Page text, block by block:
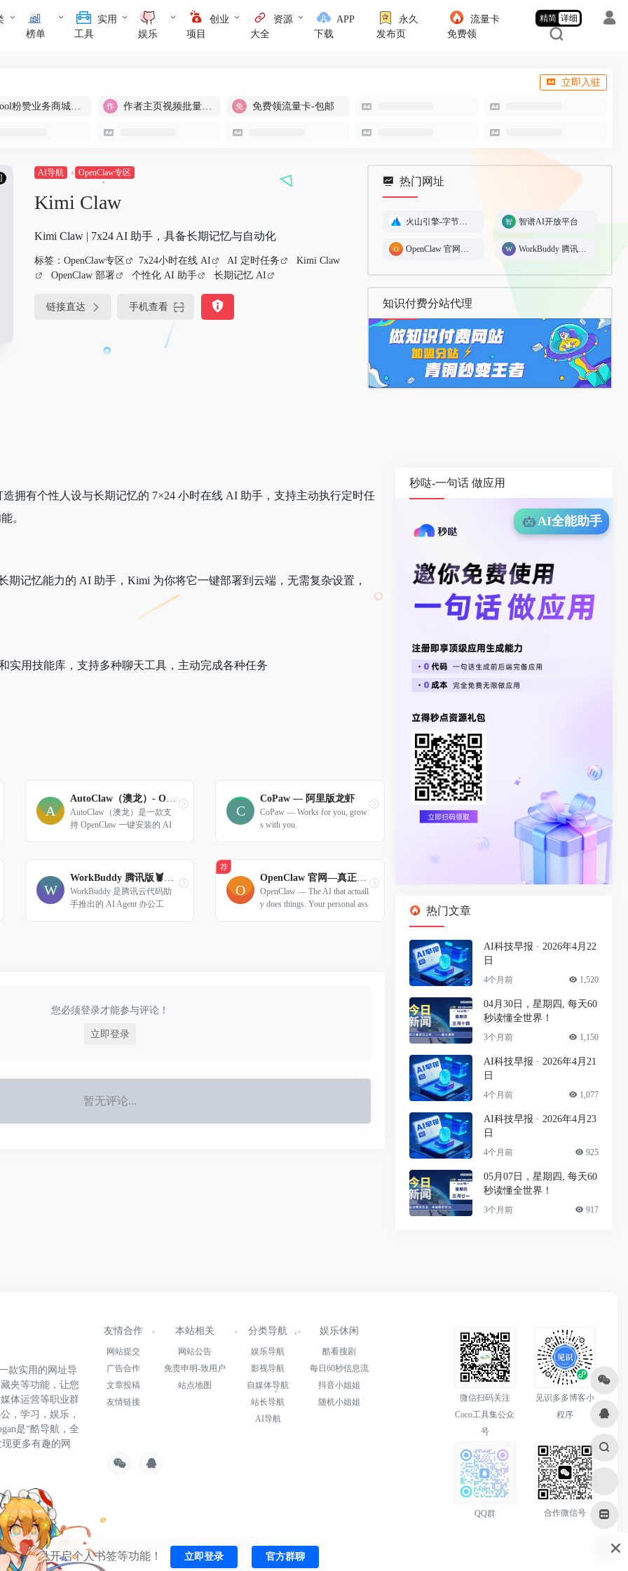
榜单
实用
工具
娱乐
创业
项目
资源
大全
APP
下载
永久
发布页
流量卡
免费领
精简 详细
立即入驻
cool粉赞业务商城【爆粉引流】 作者主页视频批量提取 免费领流量卡-包邮
AI导航 OpenClaw专区
Kimi Claw
Kimi Claw | 7x24 AI 助手，具备长期记忆与自动化
标签： OpenClaw专区 7x24小时在线 AI AI 定时任务
Kimi Claw
OpenClaw 部署
个性化 AI 助手 长期记忆 AI
链接直达 手机查看
热门网址
智谱AI开放平台
OpenClaw 官网—真正能做事的AI WorkBuddy 腾讯版🦞AI 办公助手
知识付费分站代理
拥有个性人设与长期记忆的 7×24 小时在线 AI 助手，支持主动执行定时任
。
期记忆能力的 AI 助手，Kimi 为你将它一键部署到云端，无需复杂设置，
实用技能库，支持多种聊天工具，主动完成各种任务
AutoClaw（澳龙）- OpenClaw一键安装 | 飞书集成 | AI助手下载
AutoClaw（澳龙）是一款支
持 OpenClaw 一键安装的 AI
浏览器自动化能力，小白也能
快速上手。
CoPaw — 阿里版龙虾
CoPaw — Works for you, grow
s with you.
WorkBuddy 是腾讯云代码助
手推出的 AI Agent 办公工
荐
OpenClaw 官网—真正能做事的AI
OpenClaw — The AI that actuall
y does things. Your personal ass
您必须登录才能参与评论！
立即登录
暂无评论...
秒哒-一句话 做应用
热门文章
AI科技早报 · 2026年4月22
日
4个月前 1,520
04月30日，星期四, 每天60
秒读懂全世界！
3个月前 1,150
AI科技早报 · 2026年4月21
日
4个月前 1,077
AI科技早报 · 2026年4月23
日
4个月前 925
05月07日，星期四, 每天60
秒读懂全世界！
3个月前 917
款实用的网址导
夹等功能，让您
体运营等职业群
，学习，娱乐，
是“酷导航，全
更多有趣的网
友情合作
网站提交
广告合作
文章投稿
友情链接
本站相关
网站公告
免责申明-致用户
站点地图
分类导航
娱乐导航
影视导航
自媒体导航
站长导航
AI导航
娱乐休闲
酷看搜剧
每日60秒信息流
抖音小姐姐
随机小姐姐
微信扫码关注
Coco工具集公众
号
见识多多博客小
程序
QQ群 合作微信号
号-1 粤公网安备44010602012197号由OneNav强力驱动
AI全能助手
一键登录开启个人书签等功能！ 立即登录 官方群聊